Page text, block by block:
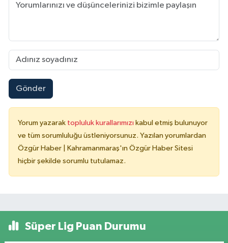
Gönder
Yorum yazarak topluluk kurallarımızı kabul etmiş bulunuyor
ve tüm sorumluluğu üstleniyorsunuz. Yazılan yorumlardan
Özgür Haber | Kahramanmaraş'ın Özgür Haber Sitesi
hiçbir şekilde sorumlu tutulamaz.
Süper Lig Puan Durumu